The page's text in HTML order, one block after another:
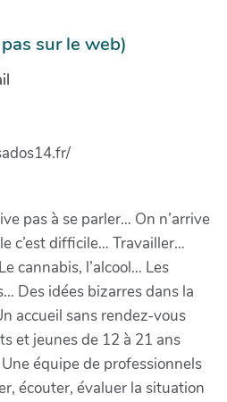
sur le web)
pas à se parler… On n’arrive
c’est difficile… Travailler…
cannabis, l’alcool… Les
Des idées bizarres dans la
accueil sans rendez-vous
et jeunes de 12 à 21 ans
équipe de professionnels
écouter, évaluer la situation